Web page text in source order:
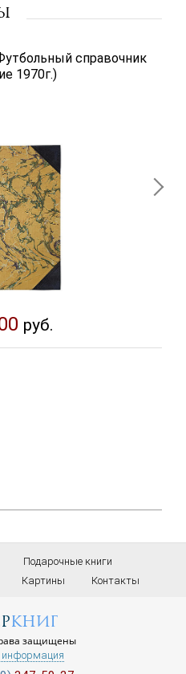
справочник
1970г.)
руб.
Подарочные книги
Картины Контакты
книг
защищены